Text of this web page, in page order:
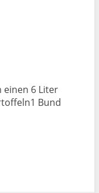
einen 6 Liter
Bund